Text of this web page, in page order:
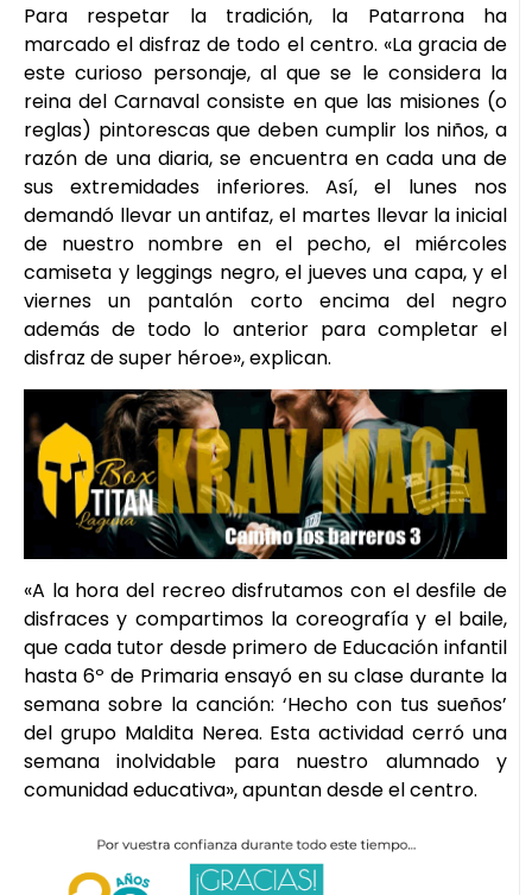
Para respetar la tradición, la Patarrona ha
marcado el disfraz de todo el centro. «La gracia de
este curioso personaje, al que se le considera la
reina del Carnaval consiste en que las misiones (o
reglas) pintorescas que deben cumplir los niños, a
razón de una diaria, se encuentra en cada una de
sus extremidades inferiores. Así, el lunes nos
demandó llevar un antifaz, el martes llevar la inicial
de nuestro nombre en el pecho, el miércoles
camiseta y leggings negro, el jueves una capa, y el
viernes un pantalón corto encima del negro
además de todo lo anterior para completar el
disfraz de super héroe», explican.
«A la hora del recreo disfrutamos con el desfile de
disfraces y compartimos la coreografía y el baile,
que cada tutor desde primero de Educación infantil
hasta 6º de Primaria ensayó en su clase durante la
semana sobre la canción: ‘Hecho con tus sueños’
del grupo Maldita Nerea. Esta actividad cerró una
semana inolvidable para nuestro alumnado y
comunidad educativa», apuntan desde el centro.